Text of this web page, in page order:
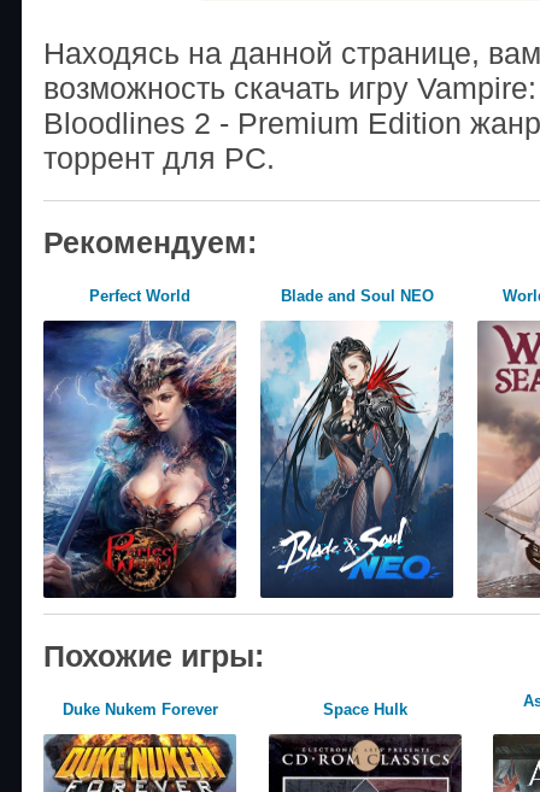
Находясь на данной странице,
возможность скачать игру
Bloodlines 2 - Premium Edition
торрент для PC.
Рекомендуем:
Perfect World Blade and Soul NEO
Похожие игры:
Duke Nukem Forever Space Hulk